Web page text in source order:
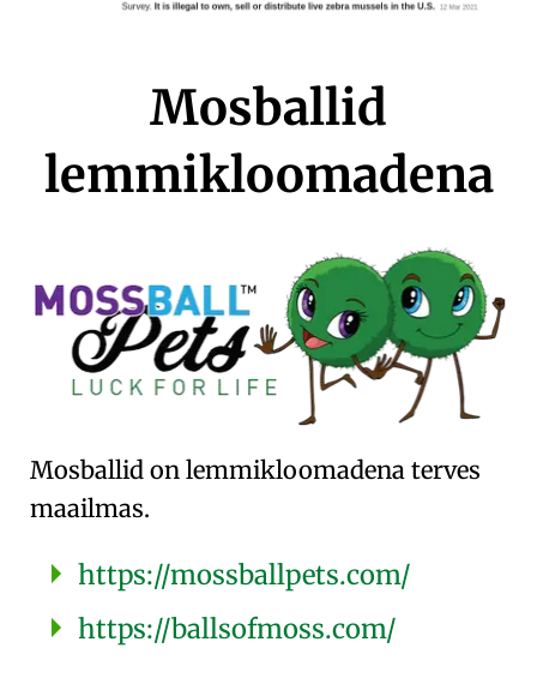
Mosballid
lemmikloomadena
Mosballid on lemmikloomadena terves
maailmas.
https://mossballpets.com/
https://ballsofmoss.com/